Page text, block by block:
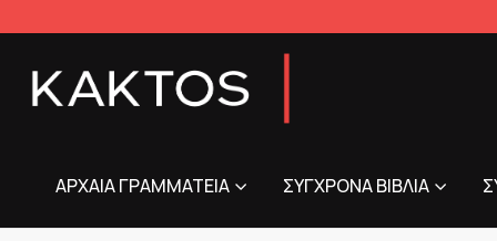
ΑΡΧΑΊΑ ΓΡΑΜΜΑΤΕΊΑ ΣΎΓΧΡΟΝΑ ΒΙΒΛΊΑ